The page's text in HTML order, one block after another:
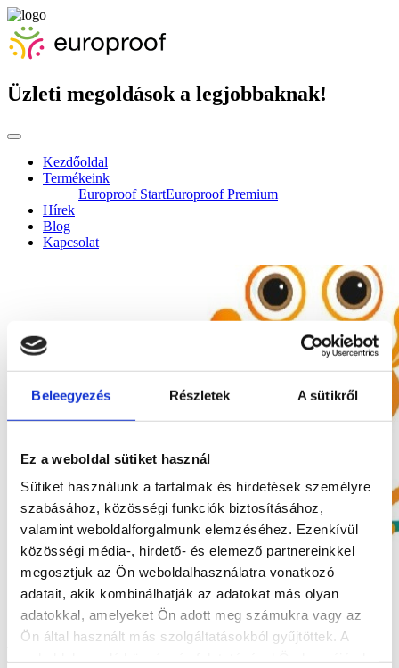
Beleegyezés Részletek A sütikről
Ez a weboldal sütiket használ
Sütiket használunk a tartalmak és hirdetések személyre
szabásához, közösségi funkciók biztosításához,
valamint weboldalforgalmunk elemzéséhez. Ezenkívül
közösségi média-, hirdető- és elemező partnereinkkel
megosztjuk az Ön weboldalhasználatra vonatkozó
adatait, akik kombinálhatják az adatokat más olyan
adatokkal, amelyeket Ön adott meg számukra vagy az
Ön által használt más szolgáltatásokból gyűjtöttek. A
Üzleti megoldások a legjobbaknak!
Kezdőoldal
Termékeink
Europroof StartEuroproof Premium
Hírek
Blog
Kapcsolat